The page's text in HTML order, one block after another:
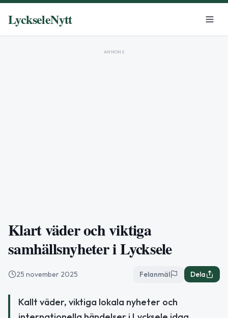
LyckseleNytt
ANNONS
Klart väder och viktiga
samhällsnyheter i Lycksele
25 november 2025 Felanmäl Dela
Kallt väder, viktiga lokala nyheter och